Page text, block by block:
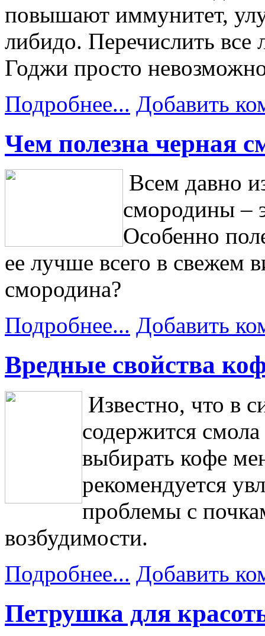
повышают иммунитет,
либидо. Перечислить все
Годжи просто
Подробнее... Добавить
Чем полезна черная
Всем давно
смородины –
Особенно
ее лучше всего в свежем
смородина?
Подробнее... Добавить
Вредные свойства
Известно, что в
содержится
выбирать кофе
рекомендуется
проблемы с
возбудимости.
Подробнее... Добавить
Петрушка для